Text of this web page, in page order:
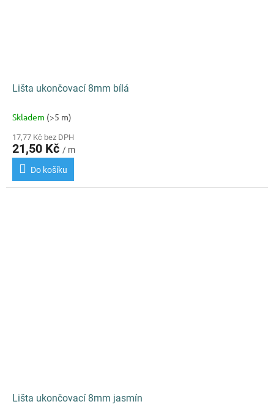
Lišta ukončovací 8mm bílá
Skladem (>5 m)
17,77 Kč bez DPH
21,50 Kč / m
Do košíku
Lišta ukončovací 8mm jasmín